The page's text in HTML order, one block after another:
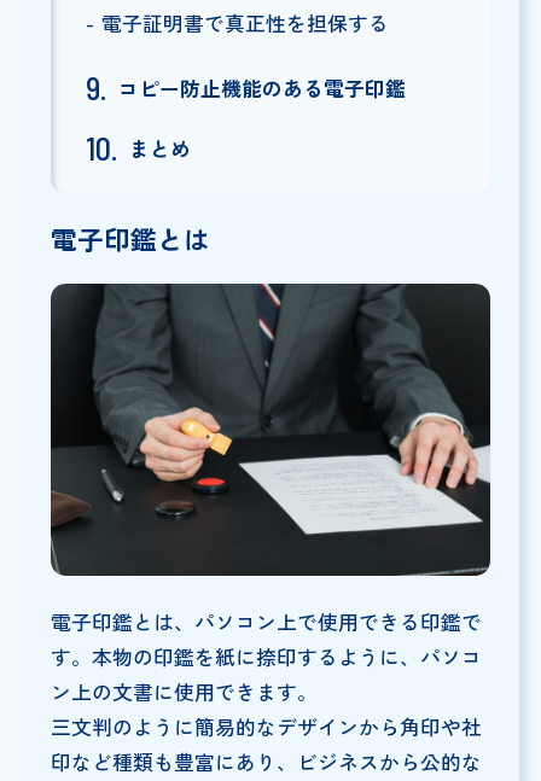
電子証明書で真正性を担保する
コピー防止機能のある電子印鑑
まとめ
電子印鑑とは
電子印鑑とは、パソコン上で使用できる印鑑で
す。本物の印鑑を紙に捺印するように、パソコ
ン上の文書に使用できます。
三文判のように簡易的なデザインから角印や社
印など種類も豊富にあり、ビジネスから公的な